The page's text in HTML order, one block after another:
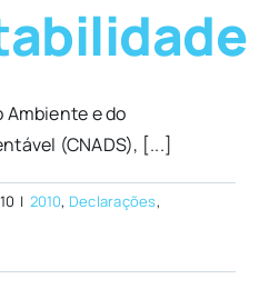
Ambiente e do
(CNADS), [...]
| 2010, Declarações,